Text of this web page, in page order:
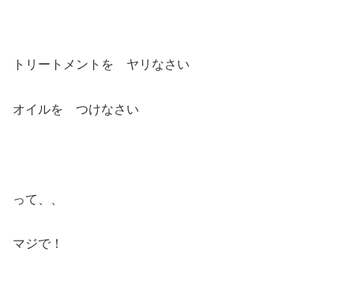
トリートメントを ヤリなさい
オイルを つけなさい
って、、
マジで！